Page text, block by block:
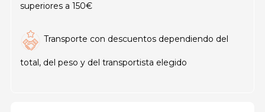
superiores a 150€
Transporte con descuentos dependiendo del
total, del peso y del transportista elegido